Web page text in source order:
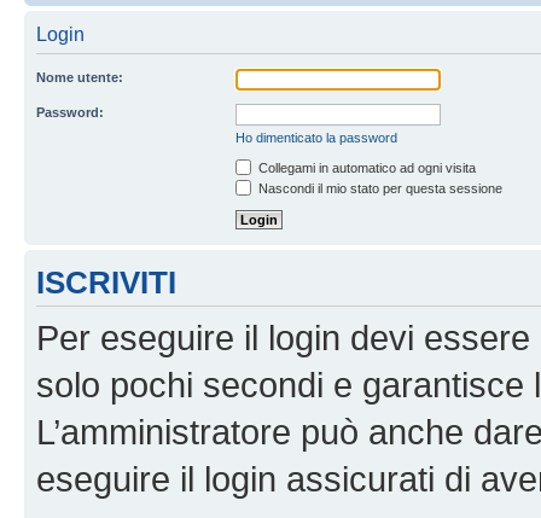
Login
Nome utente:
Password:
Ho dimenticato la password
Collegami in automatico ad ogni visita
Nascondi il mio stato per questa sessione
ISCRIVITI
Per eseguire il login devi
solo pochi secondi e garantisce
L’amministratore può anche
eseguire il login assicurati di